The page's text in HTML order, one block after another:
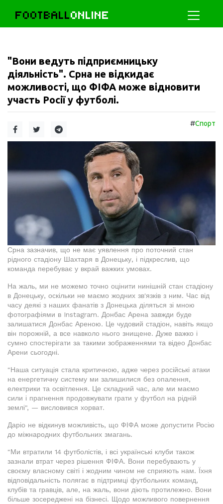
FOOTBALLONLINE
"Вони ведуть підприємницьку
діяльність". Срна не відкидає
можливості, що ФІФА може відновити
участь Росії у футболі.
#Спорт
Срна зазначив, що не має уявлення про поточний стан
рідного стадіону Шахтаря в Донецьку, і підкреслив, що
команда перебуває у вкрай важких умовах.
На жаль, ми не можемо точно оцінити нинішній стан стадіону
в Донецьку, оскільки не маємо жодних зв'язків з ним. Час від
часу деякі з наших фанатів з Донецька діляться зі мною
фотографіями в Instagram. Донбас Арена завжди буде
залишатися Донбас Ареною. Це чудовий стадіон, навіть якщо
він порожній, а все навколо нього знищене. Дуже важко і
сумно спостерігати за такими зображеннями та відео Донбас
Арени сьогодні.
"Наша ситуація стала критичною, адже через російські атаки
на енергетичну систему ми залишилися без опалення,
електрики та освітлення. Це складний час, але ми маємо
сили і прагнення продовжувати грати у футбол на рідній
землі", — висловився хорват.
Даріо не відкинув можливість, що ФІФА може допустити Росію
до міжнародних футбольних змагань.
"Ми втратили 14 футболістів, і всі українські клуби також
зазнали втрат через рішення ФІФА. Вони перебувають у
своєму власному світі і жодним чином не сприяють нам. Їхня
відповідальність полягає в підтримці футбольних команд,
клубів та гравців, але, на жаль, вони діють протилежно. Вони
більше зосереджені на бізнесі. Щодо можливого повернення